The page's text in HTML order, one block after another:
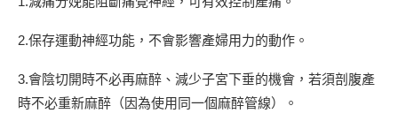
2.保存運動神經功能，不會影響產婦用力的動作。
3.會陰切開時不必再麻醉、減少子宮下垂的機會，若須剖腹產
時不必重新麻醉（因為使用同一個麻醉管線）。